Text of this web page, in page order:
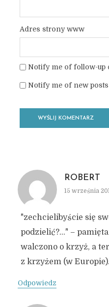
Adres strony www
Notify me of follow-up
Notify me of new
ROBERT
15 września
"zechcielibyście się
podzielić?…" –
walczono o krzyż, a
z krzyżem (w
Odpowiedz